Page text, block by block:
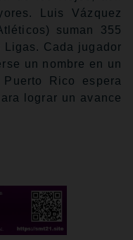
Luis Vázquez
suman 355
Cada jugador
un nombre en un
Rico espera
lograr un avance